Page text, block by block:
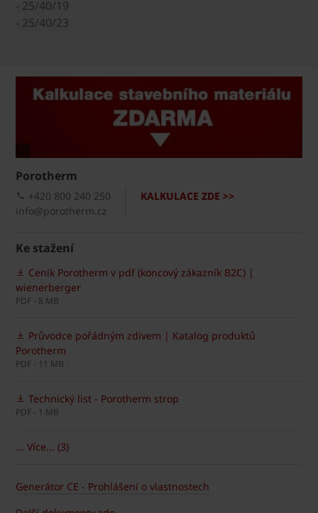
- 25/40/19
- 25/40/23
Porotherm
KALKULACE ZDE >>
+420 800 240 250
info@porotherm.cz
Ke stažení
Ceník Porotherm v pdf (koncový zákazník B2C) |
wienerberger
PDF - 8 MB
Průvodce pořádným zdivem | Katalog produktů
Porotherm
PDF - 11 MB
Technický list - Porotherm strop
PDF - 1 MB
... Více... (3)
Generátor CE - Prohlášení o vlastnostech